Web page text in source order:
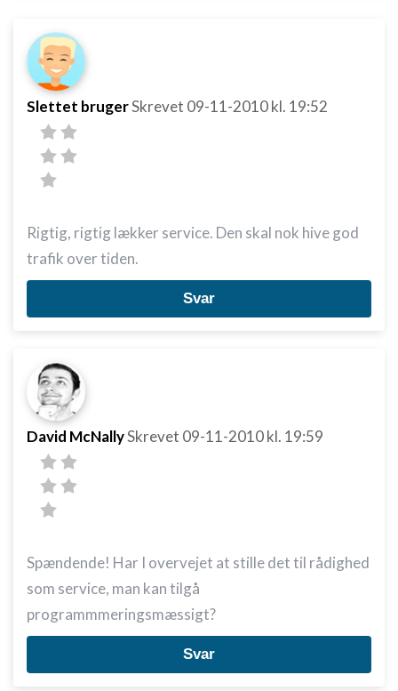
Slettet brugerSkrevet 09-11-2010kl. 19:52
Rigtig, rigtig lækker service. Den skal nok hive god
trafik over tiden.
Svar
David McNallySkrevet 09-11-2010kl. 19:59
Spændende! Har I overvejet at stille det til rådighed
som service, man kan tilgå
programmmeringsmæssigt?
Svar